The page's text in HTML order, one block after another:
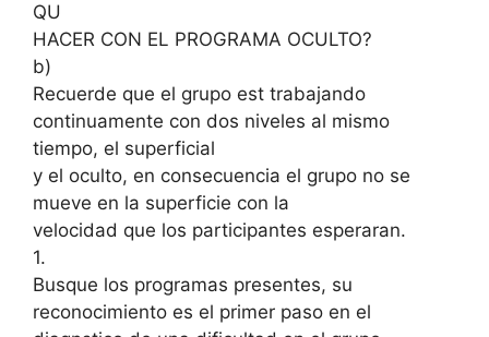
QU
HACER CON EL PROGRAMA OCULTO?
b)
Recuerde que el grupo est trabajando
continuamente con dos niveles al mismo
tiempo, el superficial
y el oculto, en consecuencia el grupo no se
mueve en la superficie con la
velocidad que los participantes esperaran.
1.
Busque los programas presentes, su
reconocimiento es el primer paso en el